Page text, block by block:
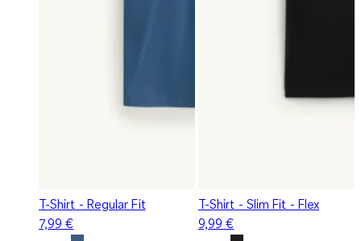
T-Shirt - Regular Fit
7,99 €
T-Shirt - Slim Fit - Flex
9,99 €